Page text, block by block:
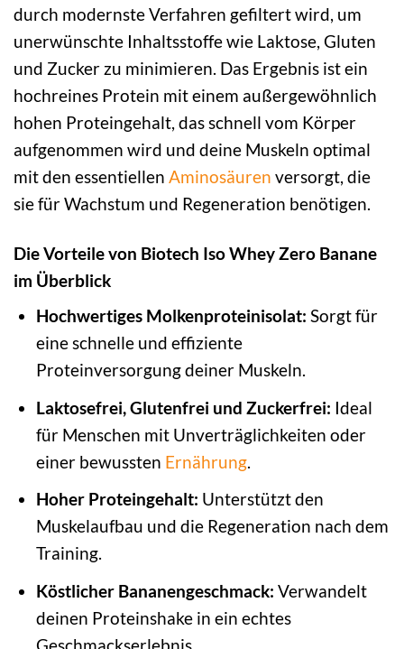
durch modernste Verfahren gefiltert wird, um
unerwünschte Inhaltsstoffe wie Laktose, Gluten
und Zucker zu minimieren. Das Ergebnis ist ein
hochreines Protein mit einem außergewöhnlich
hohen Proteingehalt, das schnell vom Körper
aufgenommen wird und deine Muskeln optimal
mit den essentiellen Aminosäuren versorgt, die
sie für Wachstum und Regeneration benötigen.
Die Vorteile von Biotech Iso Whey Zero Banane
im Überblick
Hochwertiges Molkenproteinisolat: Sorgt für
eine schnelle und effiziente
Proteinversorgung deiner Muskeln.
Laktosefrei, Glutenfrei und Zuckerfrei: Ideal
für Menschen mit Unverträglichkeiten oder
einer bewussten Ernährung.
Hoher Proteingehalt: Unterstützt den
Muskelaufbau und die Regeneration nach dem
Training.
Köstlicher Bananengeschmack: Verwandelt
deinen Proteinshake in ein echtes
Geschmackserlebnis.